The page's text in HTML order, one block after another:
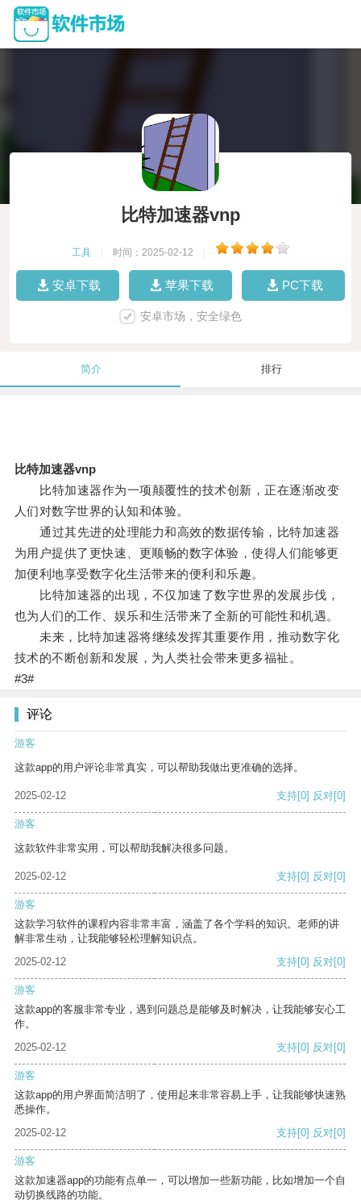
比特加速器vnp
工具 时间：2025-02-12
安卓下载 苹果下载 PC下载
安卓市场，安全绿色
简介 排行
比特加速器vnp
比特加速器作为一项颠覆性的技术创新，正在逐渐改变
人们对数字世界的认知和体验。
通过其先进的处理能力和高效的数据传输，比特加速器
为用户提供了更快速、更顺畅的数字体验，使得人们能够更
加便利地享受数字化生活带来的便利和乐趣。
比特加速器的出现，不仅加速了数字世界的发展步伐，
也为人们的工作、娱乐和生活带来了全新的可能性和机遇。
未来，比特加速器将继续发挥其重要作用，推动数字化
技术的不断创新和发展，为人类社会带来更多福祉。
#3#
评论
游客
这款app的用户评论非常真实，可以帮助我做出更准确的选择。
2025-02-12 支持[0] 反对[0]
游客
这款软件非常实用，可以帮助我解决很多问题。
2025-02-12 支持[0] 反对[0]
游客
这款学习软件的课程内容非常丰富，涵盖了各个学科的知识。老师的讲
解非常生动，让我能够轻松理解知识点。
2025-02-12
支持[0] 反对[0]
游客
这款app的客服非常专业，遇到问题总是能够及时解决，让我能够安心工
作。
2025-02-12
支持[0] 反对[0]
游客
这款app的用户界面简洁明了，使用起来非常容易上手，让我能够快速熟
悉操作。
2025-02-12
支持[0] 反对[0]
游客
这款加速器app的功能有点单一，可以增加一些新功能，比如增加一个自
动切换线路的功能。